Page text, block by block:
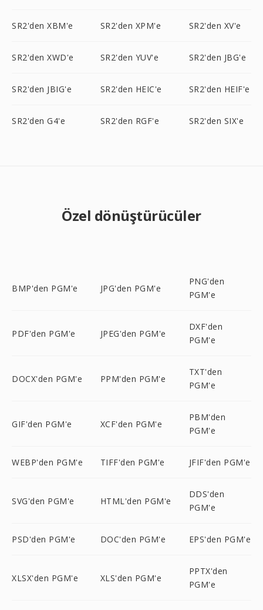
SR2'den XBM'e SR2'den XPM'e SR2'den XV'e
SR2'den XWD'e SR2'den YUV'e SR2'den JBG'e
SR2'den JBIG'e SR2'den HEIC'e SR2'den HEIF'e
SR2'den G4'e SR2'den RGF'e SR2'den SIX'e
Özel dönüştürücüler
BMP'den PGM'e JPG'den PGM'e
PNG'den
PGM'e
PDF'den PGM'e JPEG'den PGM'e
DXF'den
PGM'e
DOCX'den PGM'e PPM'den PGM'e
TXT'den
PGM'e
GIF'den PGM'e XCF'den PGM'e
PBM'den
PGM'e
WEBP'den PGM'e TIFF'den PGM'e JFIF'den PGM'e
SVG'den PGM'e HTML'den PGM'e
DDS'den
PGM'e
PSD'den PGM'e DOC'den PGM'e EPS'den PGM'e
XLSX'den PGM'e XLS'den PGM'e
PPTX'den
PGM'e